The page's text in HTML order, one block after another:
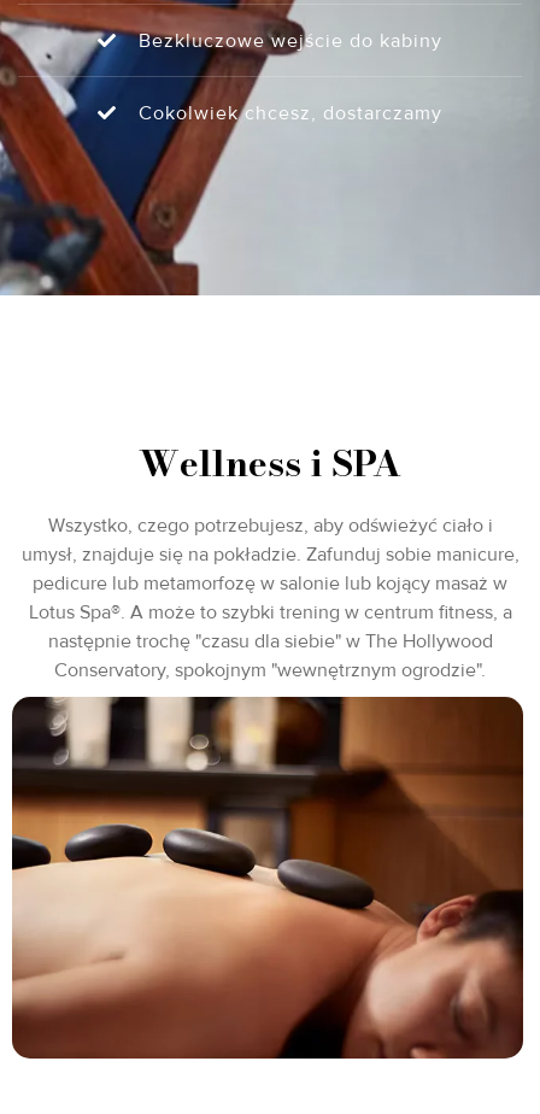
Bezkluczowe wejście do kabiny
Cokolwiek chcesz, dostarczamy
Wellness i SPA
Wszystko, czego potrzebujesz, aby odświeżyć ciało i
umysł, znajduje się na pokładzie. Zafunduj sobie manicure,
pedicure lub metamorfozę w salonie lub kojący masaż w
Lotus Spa®. A może to szybki trening w centrum fitness, a
następnie trochę "czasu dla siebie" w The Hollywood
Conservatory, spokojnym "wewnętrznym ogrodzie".